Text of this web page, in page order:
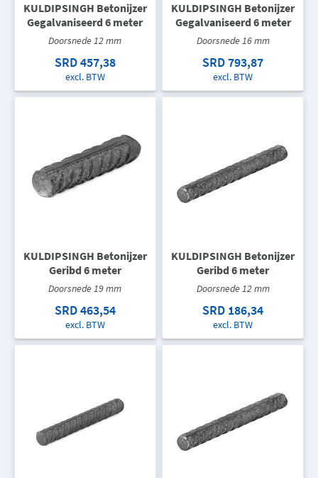
KULDIPSINGH Betonijzer
Gegalvaniseerd 6 meter
Doorsnede 12 mm
SRD 457,38
excl. BTW
KULDIPSINGH Betonijzer
Gegalvaniseerd 6 meter
Doorsnede 16 mm
SRD 793,87
excl. BTW
KULDIPSINGH Betonijzer
Geribd 6 meter
Doorsnede 19 mm
SRD 463,54
excl. BTW
KULDIPSINGH Betonijzer
Geribd 6 meter
Doorsnede 12 mm
SRD 186,34
excl. BTW